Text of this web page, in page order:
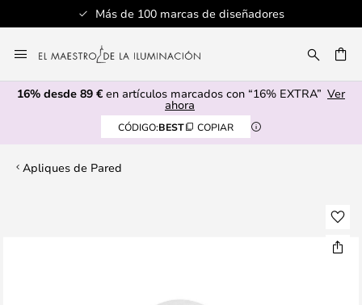
Más de 100 marcas de diseñadores
al
contenido
16% desde 89 € en artículos marcados con “16% EXTRA” Ver
ahora
CÓDIGO:BEST COPIAR
Apliques de Pared